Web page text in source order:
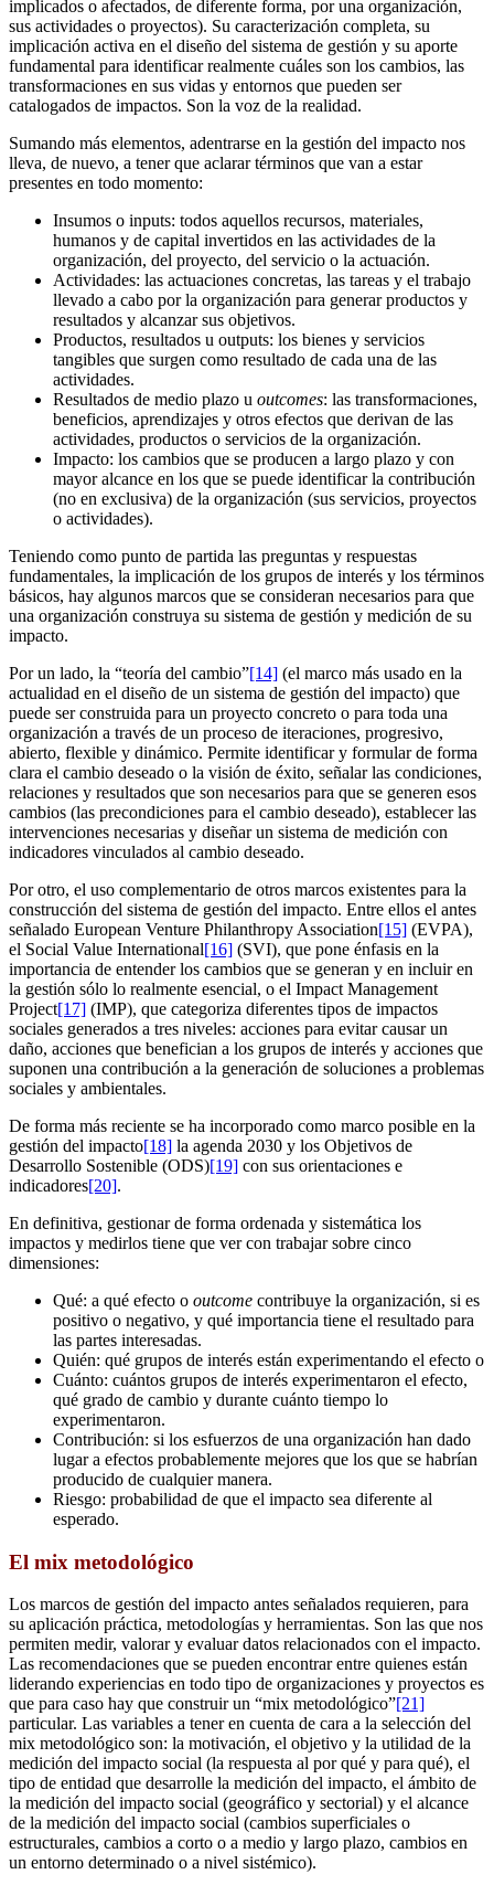
implicados o afectados, de diferente forma, por una organización,
sus actividades o proyectos). Su caracterización completa, su
implicación activa en el diseño del sistema de gestión y su aporte
fundamental para identificar realmente cuáles son los cambios, las
transformaciones en sus vidas y entornos que pueden ser
catalogados de impactos. Son la voz de la realidad.
Sumando más elementos, adentrarse en la gestión del impacto nos
lleva, de nuevo, a tener que aclarar términos que van a estar
presentes en todo momento:
Insumos o inputs: todos aquellos recursos, materiales,
humanos y de capital invertidos en las actividades de la
organización, del proyecto, del servicio o la actuación.
Actividades: las actuaciones concretas, las tareas y el trabajo
llevado a cabo por la organización para generar productos y
resultados y alcanzar sus objetivos.
Productos, resultados u outputs: los bienes y servicios
tangibles que surgen como resultado de cada una de las
actividades.
Resultados de medio plazo u outcomes: las transformaciones,
beneficios, aprendizajes y otros efectos que derivan de las
actividades, productos o servicios de la organización.
Impacto: los cambios que se producen a largo plazo y con
mayor alcance en los que se puede identificar la contribución
(no en exclusiva) de la organización (sus servicios, proyectos
o actividades).
Teniendo como punto de partida las preguntas y respuestas
fundamentales, la implicación de los grupos de interés y los términos
básicos, hay algunos marcos que se consideran necesarios para que
una organización construya su sistema de gestión y medición de su
impacto.
Por un lado, la “teoría del cambio”[14] (el marco más usado en la
actualidad en el diseño de un sistema de gestión del impacto) que
puede ser construida para un proyecto concreto o para toda una
organización a través de un proceso de iteraciones, progresivo,
abierto, flexible y dinámico. Permite identificar y formular de forma
clara el cambio deseado o la visión de éxito, señalar las condiciones,
relaciones y resultados que son necesarios para que se generen esos
cambios (las precondiciones para el cambio deseado), establecer las
intervenciones necesarias y diseñar un sistema de medición con
indicadores vinculados al cambio deseado.
Por otro, el uso complementario de otros marcos existentes para la
construcción del sistema de gestión del impacto. Entre ellos el antes
señalado European Venture Philanthropy Association[15] (EVPA),
el Social Value International[16] (SVI), que pone énfasis en la
importancia de entender los cambios que se generan y en incluir en
la gestión sólo lo realmente esencial, o el Impact Management
Project[17] (IMP), que categoriza diferentes tipos de impactos
sociales generados a tres niveles: acciones para evitar causar un
daño, acciones que benefician a los grupos de interés y acciones que
suponen una contribución a la generación de soluciones a problemas
sociales y ambientales.
De forma más reciente se ha incorporado como marco posible en la
gestión del impacto[18] la agenda 2030 y los Objetivos de
Desarrollo Sostenible (ODS)[19] con sus orientaciones e
indicadores[20].
En definitiva, gestionar de forma ordenada y sistemática los
impactos y medirlos tiene que ver con trabajar sobre cinco
dimensiones:
Qué: a qué efecto o outcome contribuye la organización, si es
positivo o negativo, y qué importancia tiene el resultado para
las partes interesadas.
Quién: qué grupos de interés están experimentando el efecto o
Cuánto: cuántos grupos de interés experimentaron el efecto,
qué grado de cambio y durante cuánto tiempo lo
experimentaron.
Contribución: si los esfuerzos de una organización han dado
lugar a efectos probablemente mejores que los que se habrían
producido de cualquier manera.
Riesgo: probabilidad de que el impacto sea diferente al
esperado.
El mix metodológico
Los marcos de gestión del impacto antes señalados requieren, para
su aplicación práctica, metodologías y herramientas. Son las que nos
permiten medir, valorar y evaluar datos relacionados con el impacto.
Las recomendaciones que se pueden encontrar entre quienes están
liderando experiencias en todo tipo de organizaciones y proyectos es
que para caso hay que construir un “mix metodológico”[21]
particular. Las variables a tener en cuenta de cara a la selección del
mix metodológico son: la motivación, el objetivo y la utilidad de la
medición del impacto social (la respuesta al por qué y para qué), el
tipo de entidad que desarrolle la medición del impacto, el ámbito de
la medición del impacto social (geográfico y sectorial) y el alcance
de la medición del impacto social (cambios superficiales o
estructurales, cambios a corto o a medio y largo plazo, cambios en
un entorno determinado o a nivel sistémico).